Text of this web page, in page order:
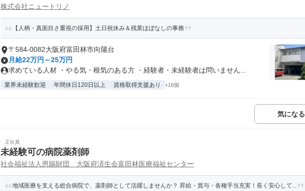
株式会社ニュートリノ
【人柄・真面目さ重視の採用】土日祝休み＆残業ほぼなしの事務
〒584-0082大阪府富田林市向陽台
月給22万円～25万円
求めている人材 ・やる気・根気のある方 ・経験者・未経験者は問いません...
業界未経験歓迎 年間休日120日以上 資格取得支援あり +16個
気になる
正社員
未経験可の病院薬剤師
社会福祉法人恩賜財団 大阪府済生会富田林医療福祉センター
地域医療を支える総合病院で、薬剤師として活躍しませんか？ 昇給・賞与・各種手当充実！長く安心して...